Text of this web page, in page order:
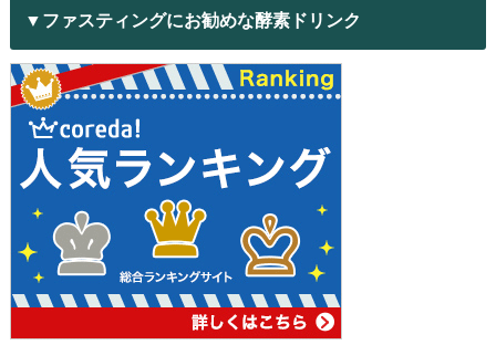
▼ファスティングにお勧めな酵素ドリンク